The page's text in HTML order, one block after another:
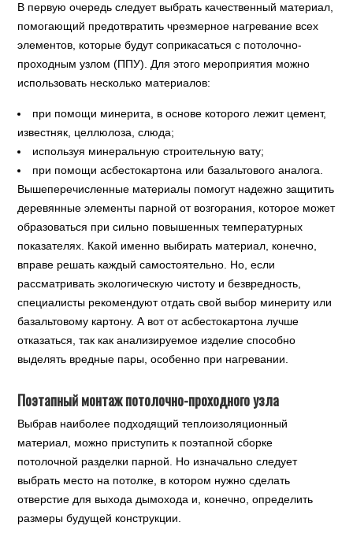
В первую очередь следует выбрать качественный материал,
помогающий предотвратить чрезмерное нагревание всех
элементов, которые будут соприкасаться с потолочно-
проходным узлом (ППУ). Для этого мероприятия можно
использовать несколько материалов:
при помощи минерита, в основе которого лежит цемент,
известняк, целлюлоза, слюда;
используя минеральную строительную вату;
при помощи асбестокартона или базальтового аналога.
Вышеперечисленные материалы помогут надежно защитить
деревянные элементы парной от возгорания, которое может
образоваться при сильно повышенных температурных
показателях. Какой именно выбирать материал, конечно,
вправе решать каждый самостоятельно. Но, если
рассматривать экологическую чистоту и безвредность,
специалисты рекомендуют отдать свой выбор минериту или
базальтовому картону. А вот от асбестокартона лучше
отказаться, так как анализируемое изделие способно
выделять вредные пары, особенно при нагревании.
Поэтапный монтаж потолочно-проходного узла
Выбрав наиболее подходящий теплоизоляционный
материал, можно приступить к поэтапной сборке
потолочной разделки парной. Но изначально следует
выбрать место на потолке, в котором нужно сделать
отверстие для выхода дымохода и, конечно, определить
размеры будущей конструкции.